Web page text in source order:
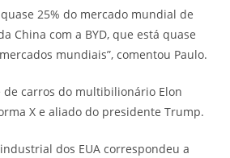
25% do mercado mundial de
China com a BYD, que está quase
mundiais”, comentou Paulo.
de carros do multibilionário Elon
X e aliado do presidente Trump.
dos EUA correspondeu a